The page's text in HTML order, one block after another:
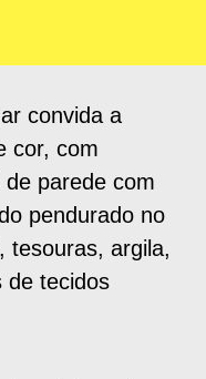
convida a
cor, com
parede com
pendurado no
tesouras, argila,
de tecidos